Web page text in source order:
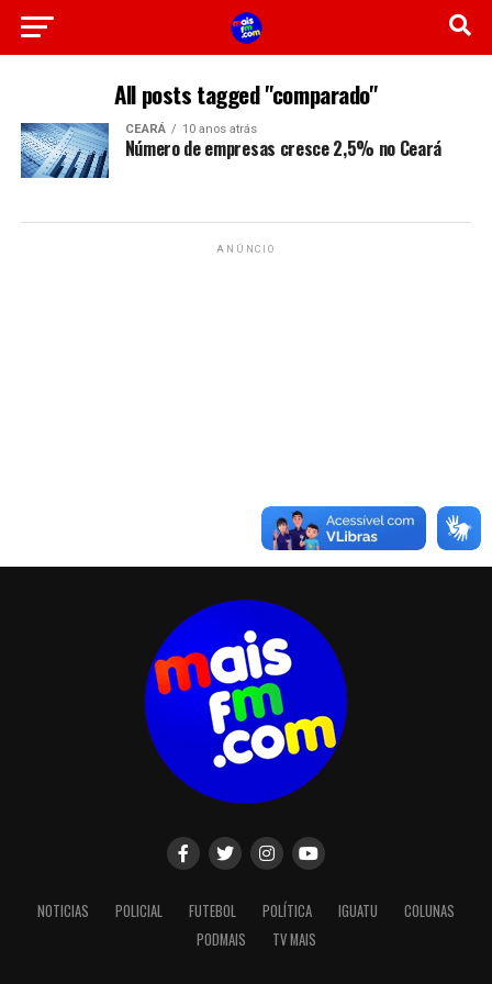
All posts tagged "comparado"
CEARÁ 10 anos atrás
Número de empresas cresce 2,5% no Ceará
ANÚNCIO
NOTICIAS POLICIAL FUTEBOL POLÍTICA IGUATU
COLUNAS
PODMAIS
TV MAIS